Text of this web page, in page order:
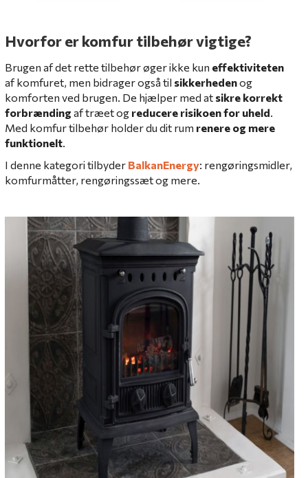
Hvorfor er komfur tilbehør vigtige?
Brugen af det rette tilbehør øger ikke kun effektiviteten
af komfuret, men bidrager også til sikkerhedenog
komforten ved brugen. De hjælper med at sikre korrekt
forbrænding af træet og reducere risikoen for uheld.
Med komfur tilbehør holder du dit rum renere og mere
funktionelt.
I denne kategori tilbyder BalkanEnergy: rengøringsmidler,
komfurmåtter, rengøringssæt og mere.